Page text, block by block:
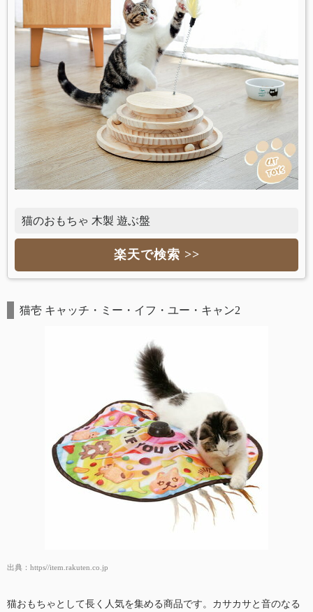
猫のおもちゃ 木製 遊ぶ盤
楽天で検索 >>
猫壱 キャッチ・ミー・イフ・ユー・キャン2
出典： https//item.rakuten.co.jp
猫おもちゃとして長く人気を集める商品です。カサカサと音のなる